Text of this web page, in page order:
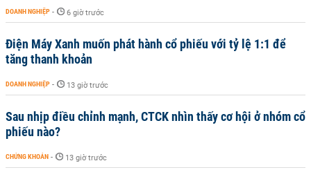
DOANH NGHIỆP - 6 giờ trước
Điện Máy Xanh muốn phát hành cổ phiếu với tỷ lệ 1:1 để
tăng thanh khoản
DOANH NGHIỆP - 13 giờ trước
Sau nhịp điều chỉnh mạnh, CTCK nhìn thấy cơ hội ở nhóm cổ
phiếu nào?
CHỨNG KHOÁN - 13 giờ trước